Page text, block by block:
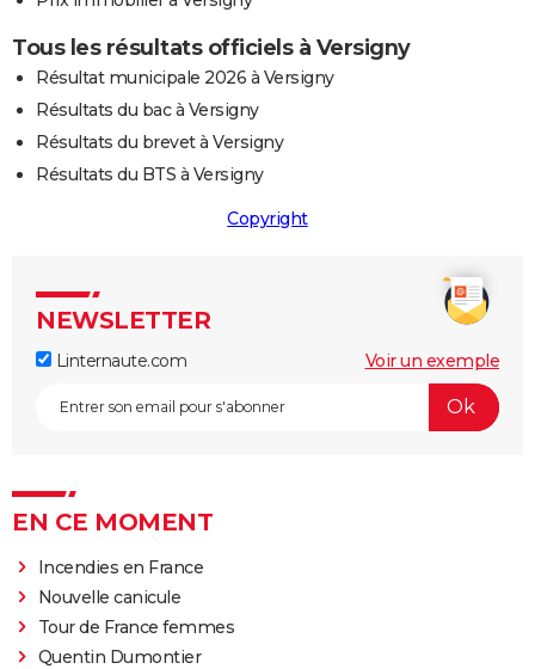
Tous les résultats officiels à Versigny
Résultat municipale 2026 à Versigny
Résultats du bac à Versigny
Résultats du brevet à Versigny
Résultats du BTS à Versigny
Copyright
NEWSLETTER
Linternaute.com Voir un exemple
EN CE MOMENT
Incendies en France
Nouvelle canicule
Tour de France femmes
Quentin Dumontier